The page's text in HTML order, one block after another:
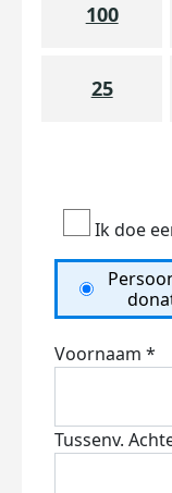
100
25
Ik doe
Voornaam *
Tussenv.